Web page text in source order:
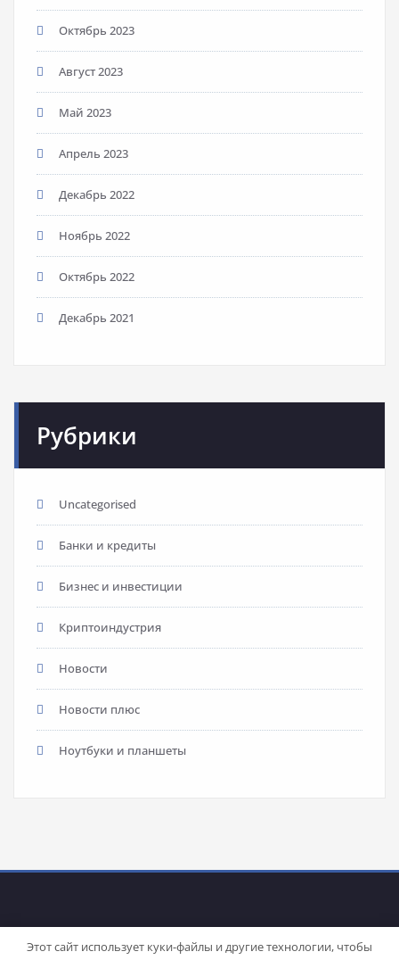
Октябрь 2023
Август 2023
Май 2023
Апрель 2023
Декабрь 2022
Ноябрь 2022
Октябрь 2022
Декабрь 2021
Рубрики
Uncategorised
Банки и кредиты
Бизнес и инвестиции
Криптоиндустрия
Новости
Новости плюс
Ноутбуки и планшеты
Этот сайт использует куки-файлы и другие технологии, чтобы